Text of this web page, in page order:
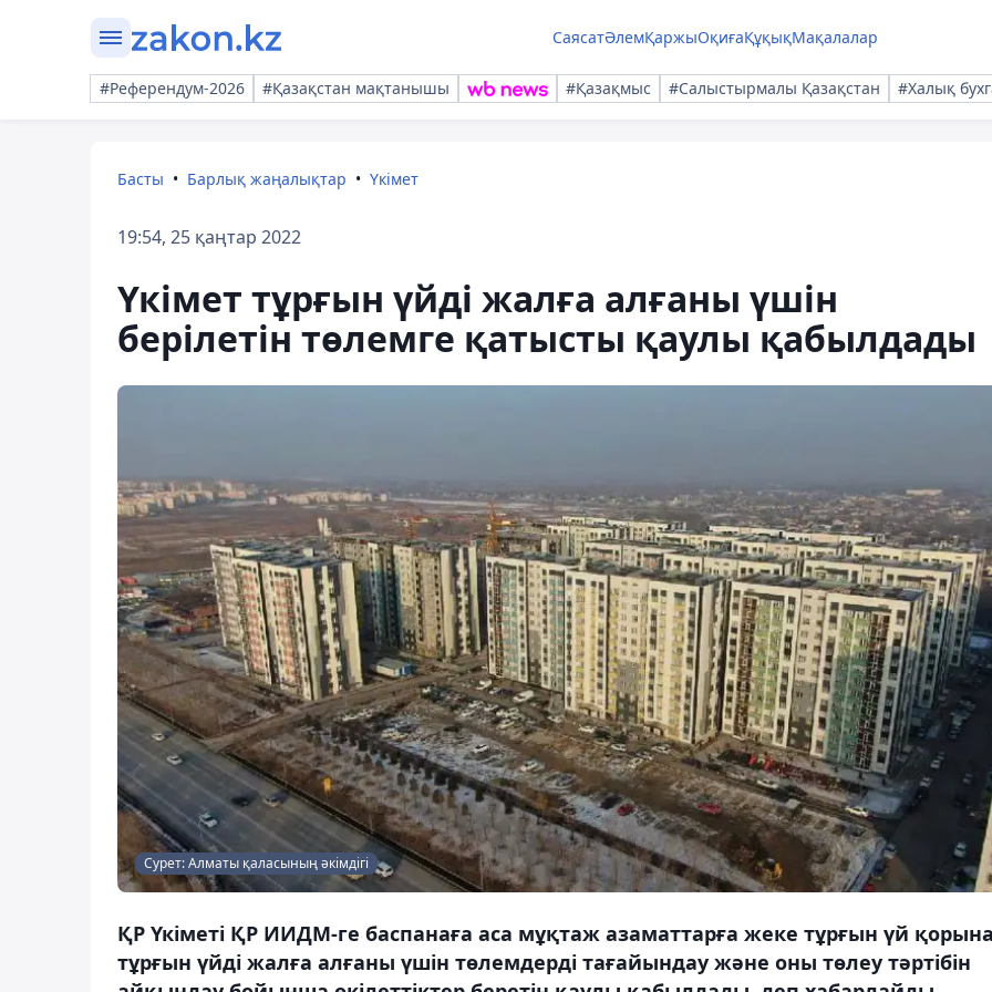
СаясатӘлемҚаржыОқиғаҚұқықМақалалар
#Референдум-2026 #Қазақстан мақтанышы #Қазақмыс #Салыстырмалы Қазақстан #Халық
Басты Барлық жаңалықтар Үкімет
19:54, 25 қаңтар 2022
Үкімет тұрғын үйді жалға алғаны үшін
берілетін төлемге қатысты қаулы қабылдады
Сурет: Алматы қаласының әкімдігі
ҚР Үкіметі ҚР ИИДМ-ге баспанаға аса мұқтаж азаматтарға жеке тұрғын үй
тұрғын үйді жалға алғаны үшін төлемдерді тағайындау және оны төлеу тәртібін